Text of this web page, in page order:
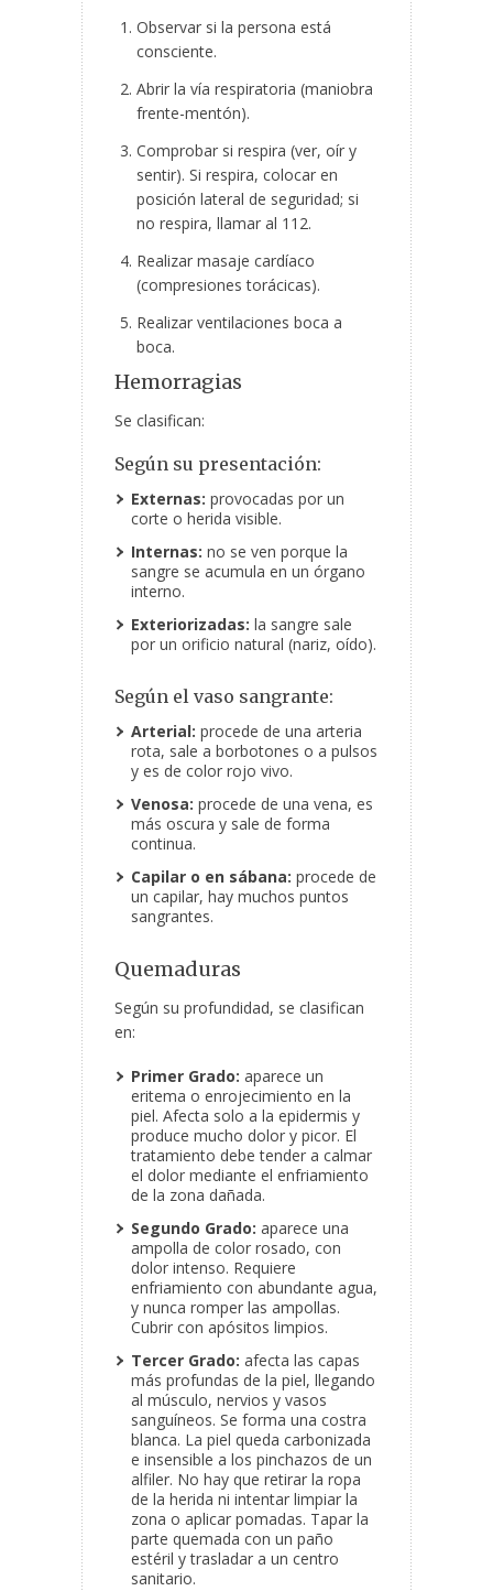
Observar si la persona está
consciente.
Abrir la vía respiratoria (maniobra
frente-mentón).
Comprobar si respira (ver, oír y
sentir). Si respira, colocar en
posición lateral de seguridad; si
no respira, llamar al 112.
Realizar masaje cardíaco
(compresiones torácicas).
Realizar ventilaciones boca a
boca.
Hemorragias
Se clasifican:
Según su presentación:
Externas: provocadas por un
corte o herida visible.
Internas: no se ven porque la
sangre se acumula en un órgano
interno.
Exteriorizadas: la sangre sale
por un orificio natural (nariz, oído).
Según el vaso sangrante:
Arterial: procede de una arteria
rota, sale a borbotones o a pulsos
y es de color rojo vivo.
Venosa: procede de una vena, es
más oscura y sale de forma
continua.
Capilar o en sábana: procede de
un capilar, hay muchos puntos
sangrantes.
Quemaduras
Según su profundidad, se clasifican
en:
Primer Grado: aparece un
eritema o enrojecimiento en la
piel. Afecta solo a la epidermis y
produce mucho dolor y picor. El
tratamiento debe tender a calmar
el dolor mediante el enfriamiento
de la zona dañada.
Segundo Grado: aparece una
ampolla de color rosado, con
dolor intenso. Requiere
enfriamiento con abundante agua,
y nunca romper las ampollas.
Cubrir con apósitos limpios.
Tercer Grado: afecta las capas
más profundas de la piel, llegando
al músculo, nervios y vasos
sanguíneos. Se forma una costra
blanca. La piel queda carbonizada
e insensible a los pinchazos de un
alfiler. No hay que retirar la ropa
de la herida ni intentar limpiar la
zona o aplicar pomadas. Tapar la
parte quemada con un paño
estéril y trasladar a un centro
sanitario.